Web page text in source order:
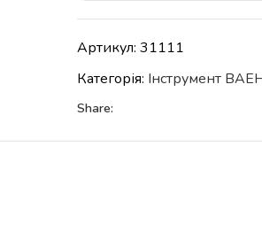
Артикул: 31111
Категорія: Iнструмент
Share: